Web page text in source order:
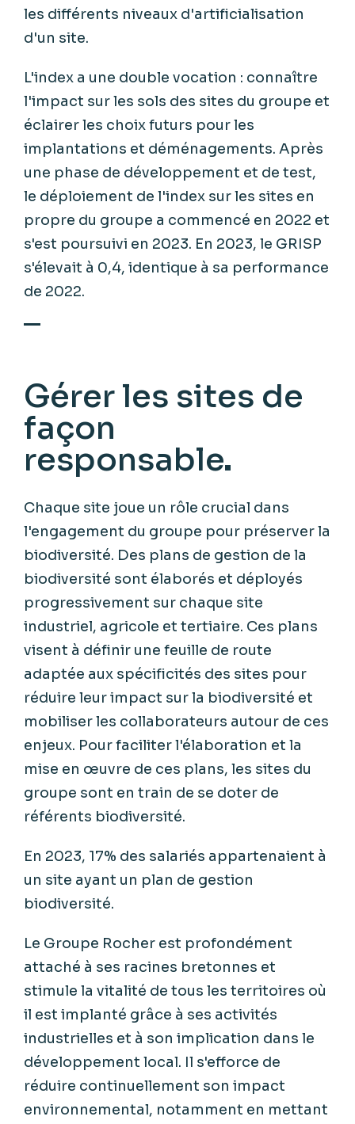
les différents niveaux d'artificialisation
d'un site.
L'index a une double vocation : connaître
l'impact sur les sols des sites du groupe et
éclairer les choix futurs pour les
implantations et déménagements. Après
une phase de développement et de test,
le déploiement de l'index sur les sites en
propre du groupe a commencé en 2022 et
s'est poursuivi en 2023. En 2023, le GRISP
s'élevait à 0,4, identique à sa performance
de 2022.
Gérer les sites de
façon
responsable
Chaque site joue un rôle crucial dans
l'engagement du groupe pour préserver la
biodiversité. Des plans de gestion de la
biodiversité sont élaborés et déployés
progressivement sur chaque site
industriel, agricole et tertiaire. Ces plans
visent à définir une feuille de route
adaptée aux spécificités des sites pour
réduire leur impact sur la biodiversité et
mobiliser les collaborateurs autour de ces
enjeux. Pour faciliter l'élaboration et la
mise en œuvre de ces plans, les sites du
groupe sont en train de se doter de
référents biodiversité.
En 2023, 17% des salariés appartenaient à
un site ayant un plan de gestion
biodiversité.
Le Groupe Rocher est profondément
attaché à ses racines bretonnes et
stimule la vitalité de tous les territoires où
il est implanté grâce à ses activités
industrielles et à son implication dans le
développement local. Il s'efforce de
réduire continuellement son impact
environnemental, notamment en mettant